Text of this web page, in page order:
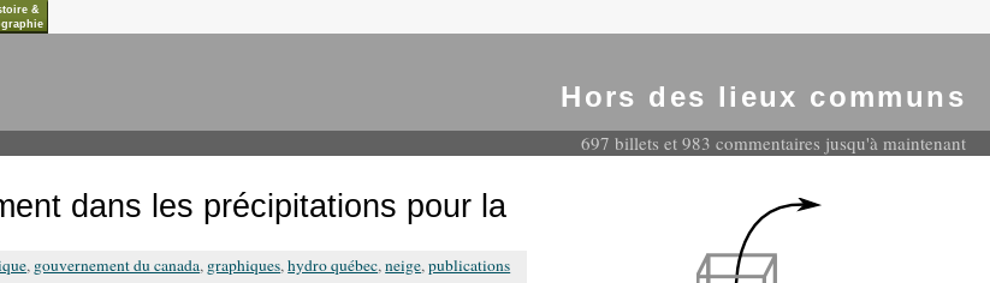
Hors des lieux communs
697 billets et 983 commentaires jusqu'à maintenant
dans les précipitations pour la
, gouvernement du canada, graphiques,hydro québec,neige,publications
&